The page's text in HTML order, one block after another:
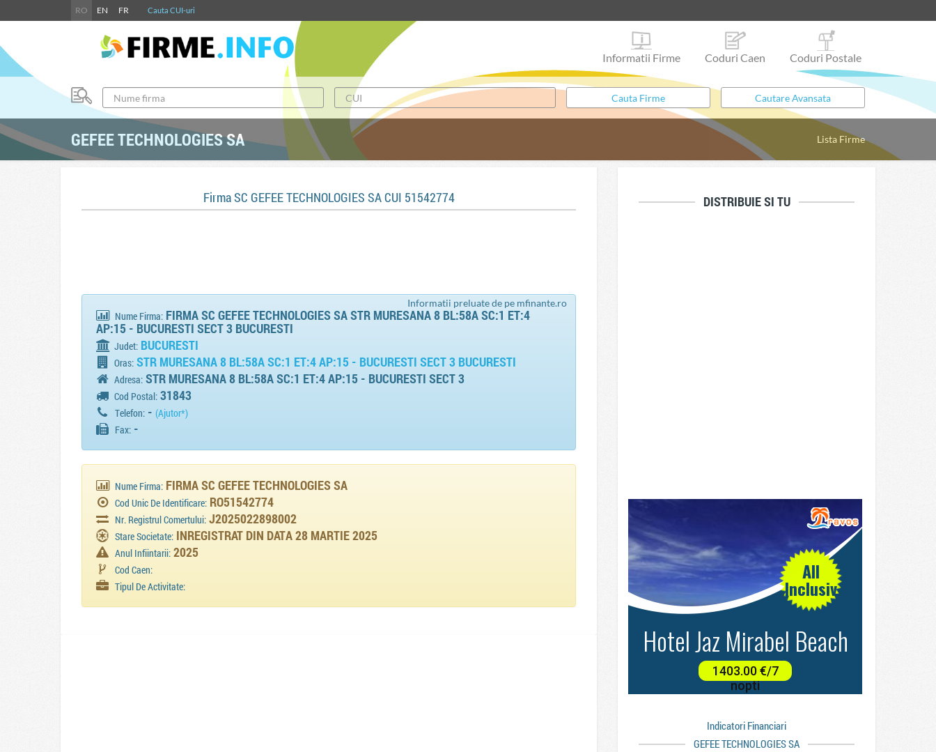
RO EN FR Cauta CUI-uri
Informatii Firme Coduri Caen Coduri Postale
GEFEE TECHNOLOGIES SA Lista Firme
Firma SC GEFEE TECHNOLOGIES SA CUI 51542774
Informatii preluate de pe mfinante.ro
Nume Firma: FIRMA SC GEFEE TECHNOLOGIES SA STR MURESANA 8 BL:58A SC:1 ET:4
AP:15 - BUCURESTI SECT 3 BUCURESTI
Judet: BUCURESTI
Oras: STR MURESANA 8 BL:58A SC:1 ET:4 AP:15 - BUCURESTI SECT 3 BUCURESTI
Adresa: STR MURESANA 8 BL:58A SC:1 ET:4 AP:15 - BUCURESTI SECT 3
Cod Postal: 31843
Telefon: -(Ajutor*)
Fax: -
Nume Firma: FIRMA SC GEFEE TECHNOLOGIES SA
Cod Unic De Identificare: RO51542774
Nr. Registrul Comertului: J2025022898002
Stare Societate: INREGISTRAT DIN DATA 28 MARTIE 2025
Anul Infiintarii: 2025
Cod Caen:
Tipul De Activitate:
DISTRIBUIE SI TU
Indicatori Financiari
GEFEE TECHNOLOGIES SA